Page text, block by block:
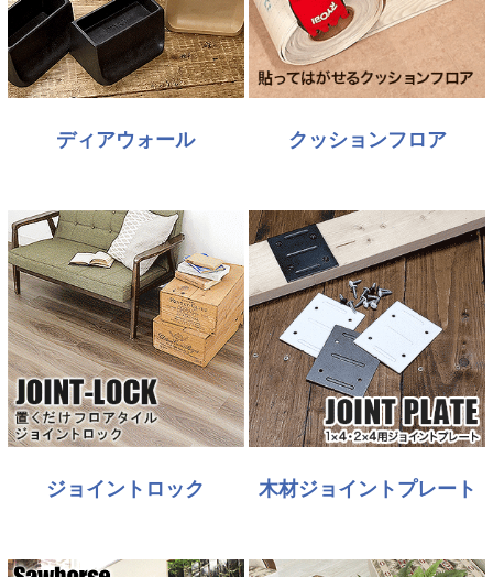
ディアウォール クッションフロア
ジョイントロック 木材ジョイントプレート